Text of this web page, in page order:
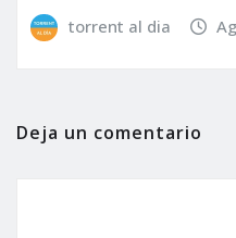
torrent al dia
Deja un comentario